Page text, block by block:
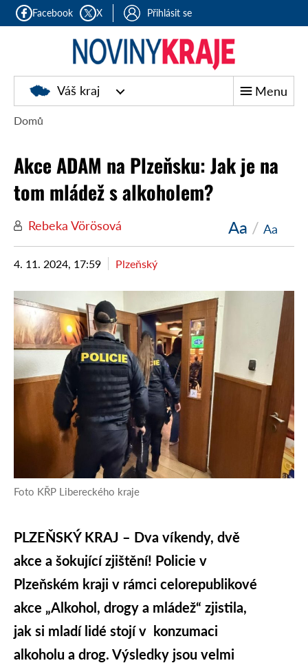
Facebook X Přihlásit se
Noviny
kraje
Váš kraj Menu
Domů
Akce ADAM na Plzeňsku: Jak je na
tom mládež s alkoholem?
Rebeka Vörösová Aa / Aa
4. 11. 2024, 17:59 Plzeňský
Foto KŘP Libereckého kraje
PLZEŇSKÝ KRAJ – Dva víkendy, dvě
akce a šokující zjištění! Policie v
Plzeňském kraji v rámci celorepublikové
akce „Alkohol, drogy a mládež“ zjistila,
jak si mladí lidé stojí v konzumaci
alkoholu a drog. Výsledky jsou velmi